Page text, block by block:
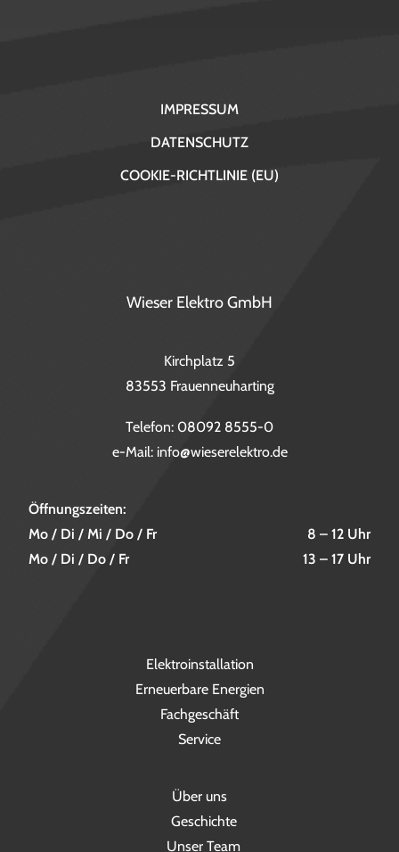
IMPRESSUM
DATENSCHUTZ
COOKIE-RICHTLINIE (EU)
Wieser Elektro GmbH
Kirchplatz 5
83553 Frauenneuharting
Telefon: 08092 8555-0
e-Mail: info@wieserelektro.de
Öffnungszeiten:
Mo / Di / Mi / Do / Fr
8 – 12 Uhr
Mo / Di / Do / Fr
13 – 17 Uhr
Elektroinstallation
Erneuerbare Energien
Fachgeschäft
Service
Über uns
Geschichte
Unser Team